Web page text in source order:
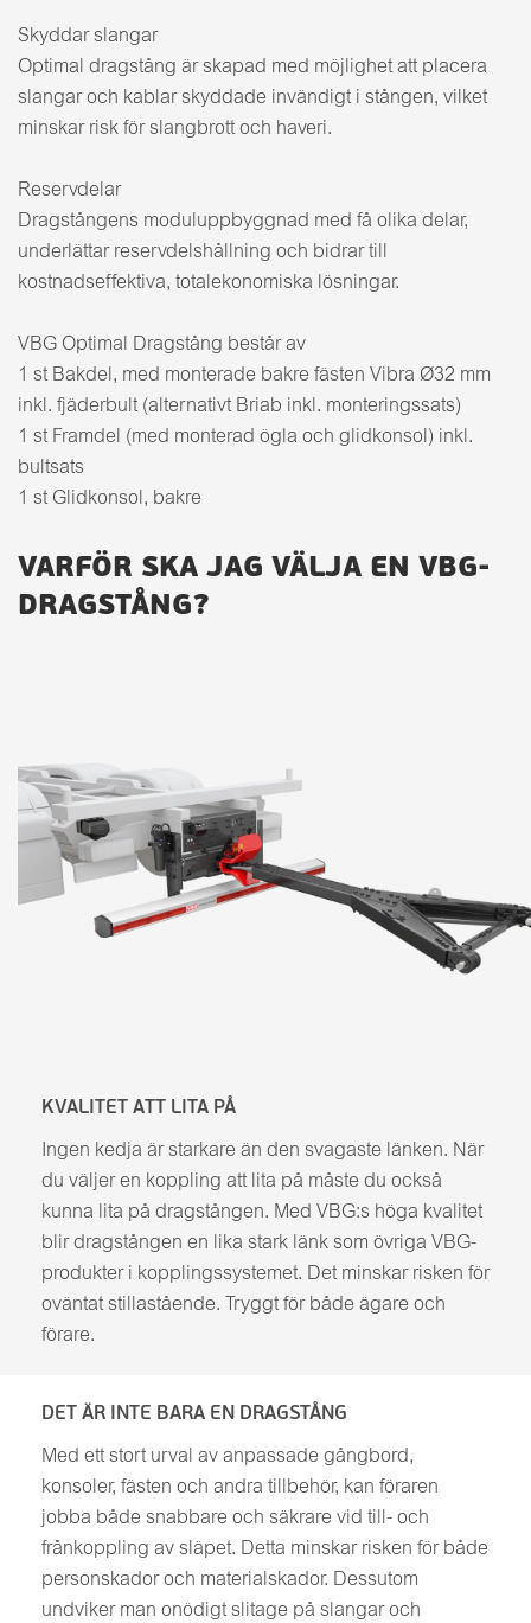
Skyddar slangar
Optimal dragstång är skapad med möjlighet att placera
slangar och kablar skyddade invändigt i stången, vilket
minskar risk för slangbrott och haveri.
Reservdelar
Dragstångens moduluppbyggnad med få olika delar,
underlättar reservdelshållning och bidrar till
kostnadseffektiva, totalekonomiska lösningar.
VBG Optimal Dragstång består av
1 st Bakdel, med monterade bakre fästen Vibra Ø32 mm
inkl. fjäderbult (alternativt Briab inkl. monteringssats)
1 st Framdel (med monterad ögla och glidkonsol) inkl.
bultsats
1 st Glidkonsol, bakre
VARFÖR SKA JAG VÄLJA EN VBG-
DRAGSTÅNG?
KVALITET ATT LITA PÅ
Ingen kedja är starkare än den svagaste länken. När
du väljer en koppling att lita på måste du också
kunna lita på dragstången. Med VBG:s höga kvalitet
blir dragstången en lika stark länk som övriga VBG-
produkter i kopplingssystemet. Det minskar risken för
oväntat stillastående. Tryggt för både ägare och
förare.
DET ÄR INTE BARA EN DRAGSTÅNG
Med ett stort urval av anpassade gångbord,
konsoler, fästen och andra tillbehör, kan föraren
jobba både snabbare och säkrare vid till- och
frånkoppling av släpet. Detta minskar risken för både
personskador och materialskador. Dessutom
undviker man onödigt slitage på slangar och